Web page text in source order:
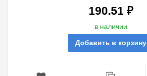
190.51 ₽
в наличии
Добавить в корзину